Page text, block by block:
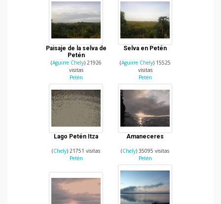
Paisaje de la selva de
Petén
(Aguirre Chely) 21926
visitas
Petén
Selva en Petén
(Aguirre Chely) 15525
visitas
Petén
Lago Petén Itza
(Chely) 21751 visitas
Petén
Amaneceres
(Chely) 35095 visitas
Petén